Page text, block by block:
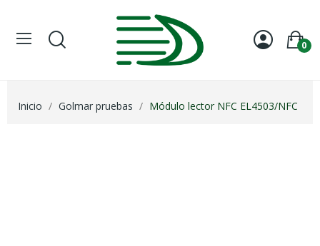
0
Inicio Golmar pruebas Módulo lector NFC EL4503/NFC